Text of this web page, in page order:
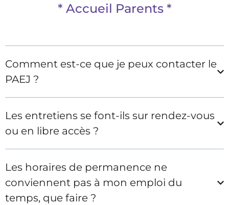
* Accueil Parents *
Comment est-ce que je peux contacter le
PAEJ ?
Les entretiens se font-ils sur rendez-vous
ou en libre accès ?
Les horaires de permanence ne
conviennent pas à mon emploi du
temps, que faire ?